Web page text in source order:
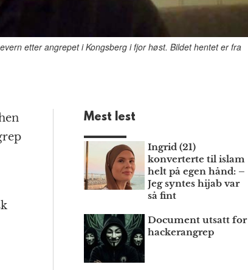
etter angrepet i Kongsberg i fjor høst. Bildet hentet er fra
Mest lest
Ingrid (21)
konverterte til islam
helt på egen hånd: –
Jeg syntes hijab var
så fint
Document utsatt for
hackerangrep